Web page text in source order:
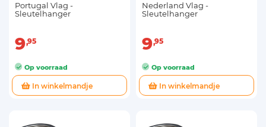
Portugal Vlag -
Sleutelhanger
9 95
Op voorraad
In winkelmandje
Nederland Vlag -
Sleutelhanger
9 95
Op voorraad
In winkelmandje